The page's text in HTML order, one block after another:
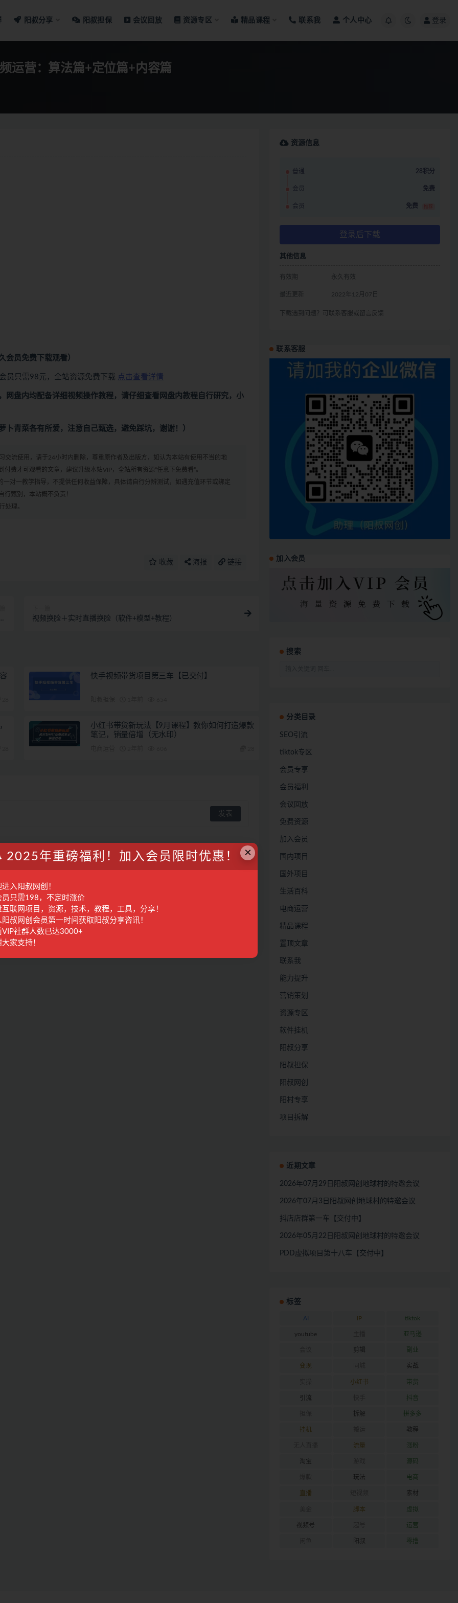
阳叔分享 阳叔担保 会议回放 资源专区 精品课程 联系我 个人中心 登录
运营：算法篇+定位篇+内容篇
会员免费下载观看）
员只需98元，全站资源免费下载 点击查看详情
网盘内均配备详细视频操作教程，请仔细查看网盘内教程自行研究，小
青菜各有所爱，注意自己甄选，避免踩坑，谢谢！）
交流使用，请于24小时内删除，尊重原作者及出版方，如认为本站有使用不当的地
费才可观看的文章，建议升级本站VIP，全站所有资源“任意下免费看”。
对一教学指导，不提供任何收益保障，具体请自行分辨测试，如遇充值环节或绑定
行甄别，本站概不负责！
处理。
收藏 海报 链接
视频换脸＋实时直播换脸（软件+模型+教程）
快手视频带货项目第三车【已交付】
小红书带货新玩法【9月课程】教你如何打造爆款
笔记，销量倍增（无水印）
资源信息
普通 28积分
会员 免费
会员 免费 推荐
登录后下载
其他信息
有效期 永久有效
最近更新 2022年12月07日
下载遇到问题？可联系客服或留言反馈
联系客服
加入会员
搜索
分类目录
SEO引流
tiktok专区
会员专享
会员福利
会议回放
免费资源
加入会员
国内项目
国外项目
生活百科
电商运营
精品课程
置顶文章
联系我
能力提升
营销策划
资源专区
软件挂机
阳叔分享
阳叔担保
阳叔网创
阳村专享
项目拆解
近期文章
2026年07月29日阳叔网创地球村的特邀会议
2026年07月3日阳叔网创地球村的特邀会议
抖店店群第一车【交付中】
2026年05月22日阳叔网创地球村的特邀会议
PDD虚拟项目第十八车【交付中】
标签
AI IP tiktok
youtube 亚马逊
剪辑 副业
变现 实战
小红书 带货
引流 抖音
拆解 拼多多
挂机 教程
流量 涨粉
淘宝 源码
玩法 电商
直播 素材
脚本 虚拟
视频号 运营
阳叔 零撸
×
2025年重磅福利！加入会员限时优惠！
入阳叔网创！
员只需198，不定时涨价
互联网项目，资源，技术，教程，工具，分享！
阳叔网创会员第一时间获取阳叔分享咨讯！
VIP社群人数已达3000+
家支持！